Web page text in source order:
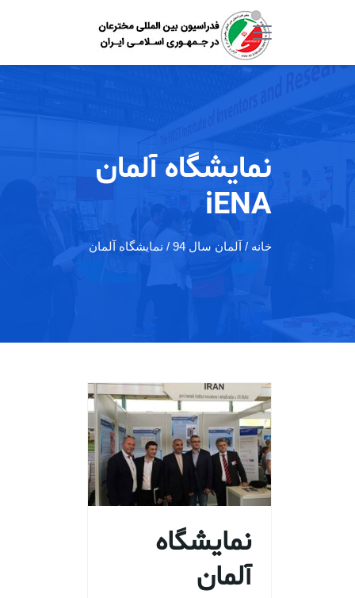
نمایشگاه آلمان
iENA
خانه / آلمان سال 94 / نمایشگاه آلمان
نمایشگاه
آلمان